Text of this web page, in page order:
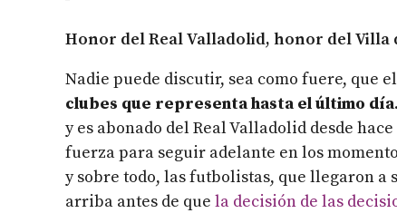
Honor del Real Valladolid, honor del Villa
Nadie puede discutir, sea como fuere, que
clubes que representa hasta el último día
y es abonado del Real Valladolid desde
fuerza para seguir adelante en los
y sobre todo, las futbolistas, que llegaron a
arriba antes de que la decisión de las